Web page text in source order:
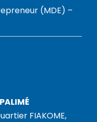
(MDE) –
FIAKOME,